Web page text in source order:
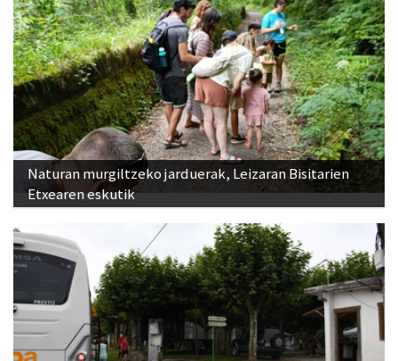
Naturan murgiltzeko jarduerak, Leizaran Bisitarien
Etxearen eskutik